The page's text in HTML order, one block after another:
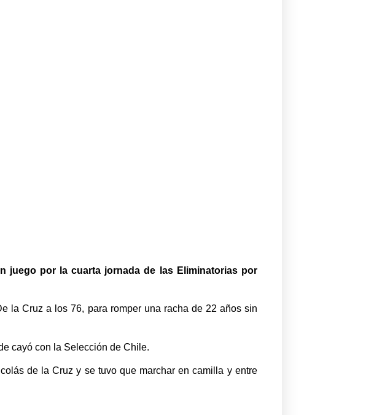
juego por la cuarta jornada de las Eliminatorias por
la Cruz a los 76, para romper una racha de 22 años sin
cayó con la Selección de Chile.
de la Cruz y se tuvo que marchar en camilla y entre